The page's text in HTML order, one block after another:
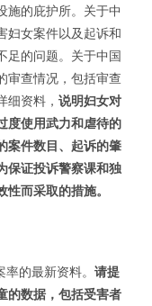
施的庇护所。关于中
妇女案件以及起诉和
足的问题。关于中国
审查情况，包括审查
细资料，说明妇女对
度使用武力和虐待的
案件数目、起诉的肇
保证投诉警察课和独
而采取的措施。
率的最新资料。请提
的数据，包括受害者